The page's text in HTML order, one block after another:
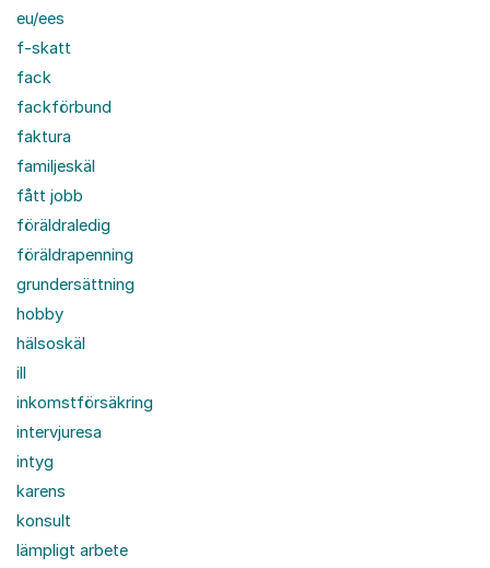
eu/ees
f-skatt
fack
fackförbund
faktura
familjeskäl
fått jobb
föräldraledig
föräldrapenning
grundersättning
hobby
hälsoskäl
ill
inkomstförsäkring
intervjuresa
intyg
karens
konsult
lämpligt arbete